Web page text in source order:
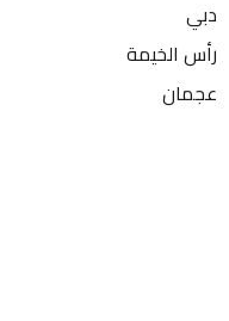
دبي
رأس الخيمة
عجمان